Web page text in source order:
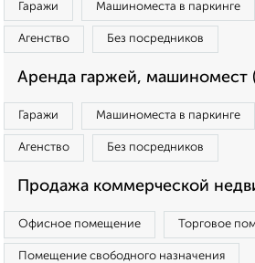
Гаражи Машиноместа в паркинге
Агенство Без посредников
Аренда гаржей, машиномест
Гаражи Машиноместа в паркинге
Агенство Без посредников
Продажа коммерческой
Офисное помещение Торговое
Помещение свободного назначения